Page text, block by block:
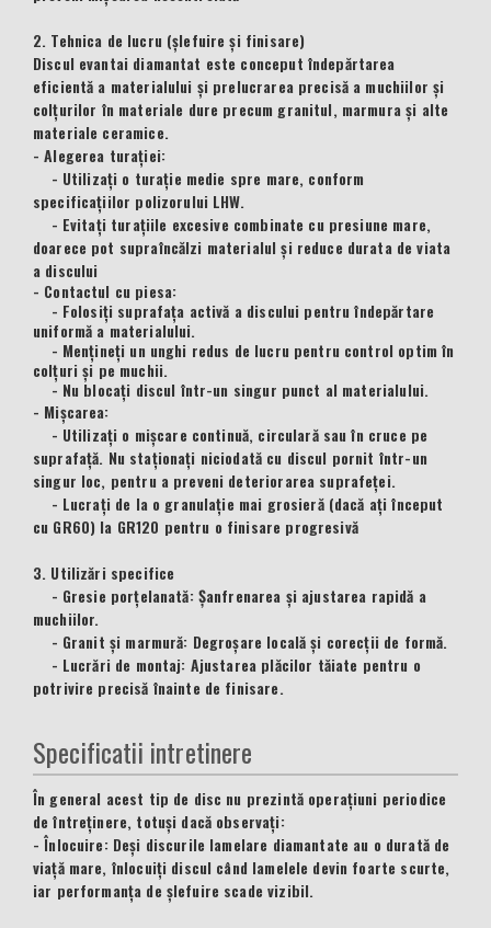
2. Tehnica de lucru (șlefuire și finisare)
Discul evantai diamantat este conceput îndepărtarea
eficientă a materialului și prelucrarea precisă a muchiilor și
colțurilor în materiale dure precum granitul, marmura și alte
materiale ceramice.
- Alegerea turației:
- Utilizați o turație medie spre mare, conform
specificațiilor polizorului LHW.
- Evitați turațiile excesive combinate cu presiune mare,
doarece pot supraîncălzi materialul și reduce durata de viata
a discului
- Contactul cu piesa:
- Folosiți suprafața activă a discului pentru îndepărtare
uniformă a materialului.
- Mențineți un unghi redus de lucru pentru control optim în
colțuri și pe muchii.
- Nu blocați discul într-un singur punct al materialului.
- Mișcarea:
- Utilizați o mișcare continuă, circulară sau în cruce pe
suprafață. Nu staționați niciodată cu discul pornit într-un
singur loc, pentru a preveni deteriorarea suprafeței.
- Lucrați de la o granulație mai grosieră (dacă ați început
cu GR60) la GR120 pentru o finisare progresivă
3. Utilizări specifice
- Gresie porțelanată: Șanfrenarea și ajustarea rapidă a
muchiilor.
- Granit și marmură: Degroșare locală și corecții de formă.
- Lucrări de montaj: Ajustarea plăcilor tăiate pentru o
potrivire precisă înainte de finisare.
Specificatii intretinere
În general acest tip de disc nu prezintă operațiuni periodice
de întreținere, totuși dacă observați:
- Înlocuire: Deși discurile lamelare diamantate au o durată de
viață mare, înlocuiți discul când lamelele devin foarte scurte,
iar performanța de șlefuire scade vizibil.